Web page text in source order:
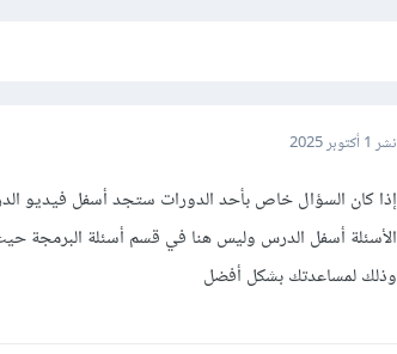
نشر 1 أكتوبر 2025
إذا كان السؤال خاص بأحد الدورات ستجد أسفل فيديو
الأسئلة أسفل الدرس وليس هنا في قسم أسئلة البرمجة
وذلك لمساعدتك بشكل أفضل